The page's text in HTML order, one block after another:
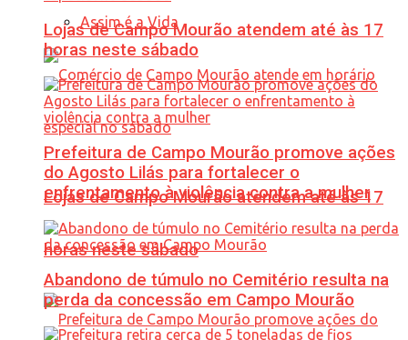
Assim é a Vida
Lojas de Campo Mourão atendem até às 17
horas neste sábado
Lojas de Campo Mourão atendem até às 17
horas neste sábado
Prefeitura de Campo Mourão promove ações
do Agosto Lilás para fortalecer o
enfrentamento à violência contra a mulher
Abandono de túmulo no Cemitério resulta na
perda da concessão em Campo Mourão